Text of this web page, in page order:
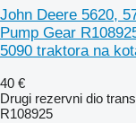
John Deere 5620,
Pump Gear
5090 traktora na
40 €
Drugi rezervni dio
R108925